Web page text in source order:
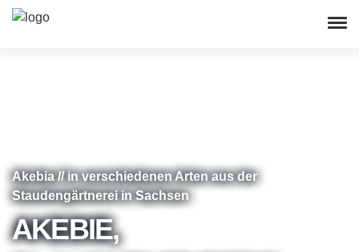
Akebia // in verschiedenen Arten aus der
Staudengärtnerei in Sachsen
AKEBIE,